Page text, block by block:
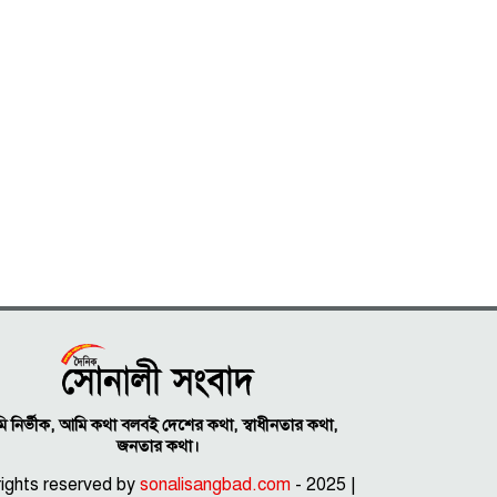
নির্ভীক, আমি কথা বলবই দেশের কথা, স্বাধীনতার কথা,
জনতার কথা।
reserved bysonalisangbad.com - 2025 |